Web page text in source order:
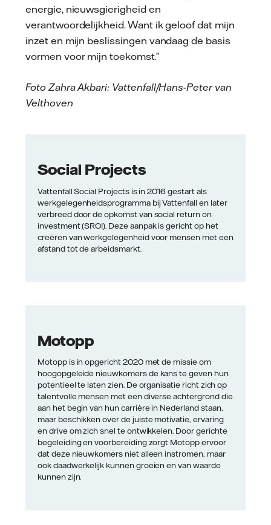
energie, nieuwsgierigheid en
verantwoordelijkheid. Want ik geloof dat mijn
inzet en mijn beslissingen vandaag de basis
vormen voor mijn toekomst.”
Foto Zahra Akbari: Vattenfall/Hans-Peter van
Velthoven
Social Projects
Vattenfall Social Projects is in 2016 gestart als
werkgelegenheidsprogramma bij Vattenfall en later
verbreed door de opkomst van social return on
investment (SROI). Deze aanpak is gericht op het
creëren van werkgelegenheid voor mensen met een
afstand tot de arbeidsmarkt.
Motopp
Motopp is in opgericht 2020 met de missie om
hoogopgeleide nieuwkomers de kans te geven hun
potentieel te laten zien. De organisatie richt zich op
talentvolle mensen met een diverse achtergrond die
aan het begin van hun carrière in Nederland staan,
maar beschikken over de juiste motivatie, ervaring
en drive om zich snel te ontwikkelen. Door gerichte
begeleiding en voorbereiding zorgt Motopp ervoor
dat deze nieuwkomers niet alleen instromen, maar
ook daadwerkelijk kunnen groeien en van waarde
kunnen zijn.